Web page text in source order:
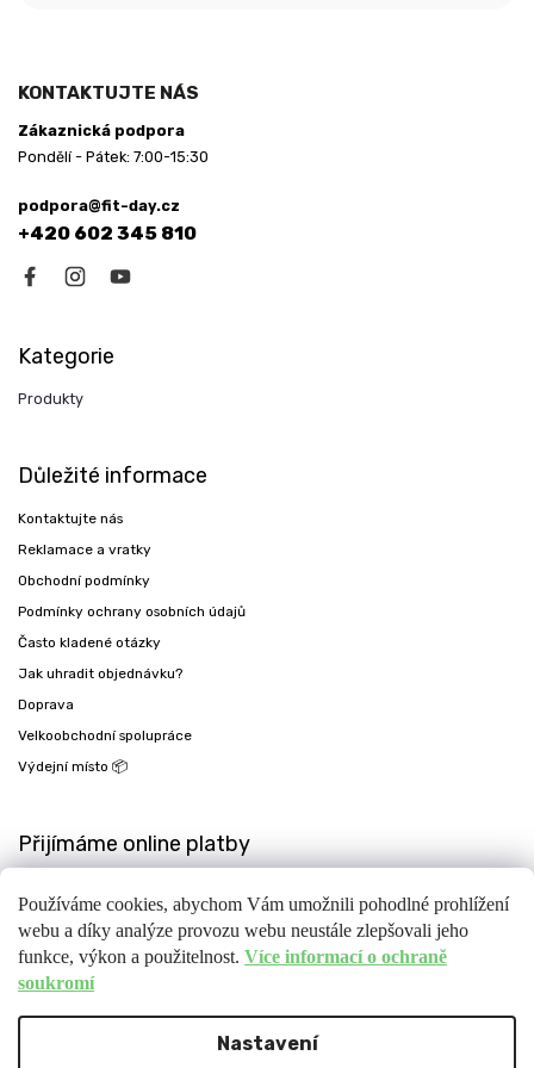
Používáme cookies, abychom Vám umožnili pohodlné prohlížení
webu a díky analýze provozu webu neustále zlepšovali jeho
funkce, výkon a použitelnost. Více informací o ochraně
soukromí
Nastavení
KONTAKTUJTE NÁS
Zákaznická podpora
Pondělí - Pátek: 7:00-15:30
podpora@fit-day.cz
+420 602 345 810
Kategorie
Produkty
Důležité informace
Kontaktujte nás
Reklamace a vratky
Obchodní podmínky
Podmínky ochrany osobních údajů
Často kladené otázky
Jak uhradit objednávku?
Doprava
Velkoobchodní spolupráce
Výdejní místo 📦
Přijímáme online platby
Fit-day. Všechna práva vyhrazena.